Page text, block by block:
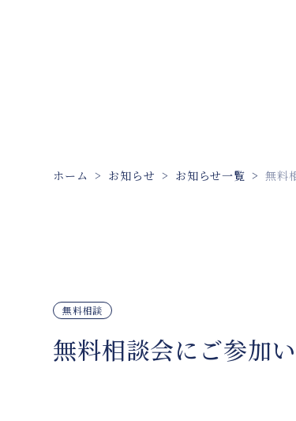
ホーム お知らせ お知らせ一覧 無料
無料相談
無料相談会にご参加